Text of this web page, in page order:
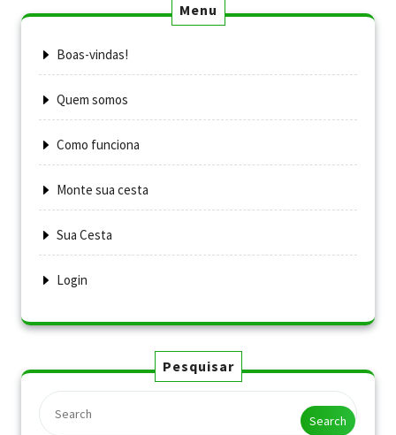
Menu
Boas-vindas!
Quem somos
Como funciona
Monte sua cesta
Sua Cesta
Login
Pesquisar
Search